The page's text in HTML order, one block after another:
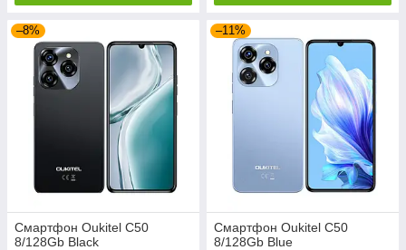
–8%
Смартфон Oukitel C50
8/128Gb Black
–11%
Смартфон Oukitel C50
8/128Gb Blue